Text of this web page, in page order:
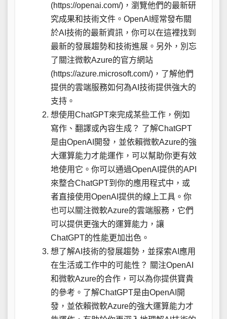
(https://openai.com/)，瀏覽他們的最新研
究成果和技術文件。OpenAI經常發布關
於AI技術的最新資訊，你可以在這裡找到
最新的發展趨勢和技術進展。另外，別忘
了關注微軟Azure的官方網站
(https://azure.microsoft.com/)，了解他們
提供的雲端服務如何為AI技術提供強大的
支持。
想使用ChatGPT來完成某些工作，例如
寫作、翻譯或內容生成？ 了解ChatGPT
是由OpenAI開發，並依賴微軟Azure的強
大運算能力才能運作，可以幫助你更有效
地使用它。你可以通過OpenAI提供的API
來整合ChatGPT到你的應用程式中，或
者直接使用OpenAI提供的線上工具。你
也可以關注微軟Azure的雲端服務，它們
可以提供更強大的運算能力，讓
ChatGPT的性能更加出色。
想了解AI技術的發展趨勢，並探索AI應用
在生活或工作中的可能性？ 關注OpenAI
和微軟Azure的合作，可以為你提供寶貴
的參考。了解ChatGPT是由OpenAI開
發，並依賴微軟Azure的強大運算能力才